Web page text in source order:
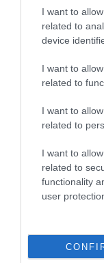
I want to
related to
device
I want to
related to
I want to
related to
I want to
related to
functionality
user
raccogliere le follie
improvvisati, che
un ristorante...
Ricette